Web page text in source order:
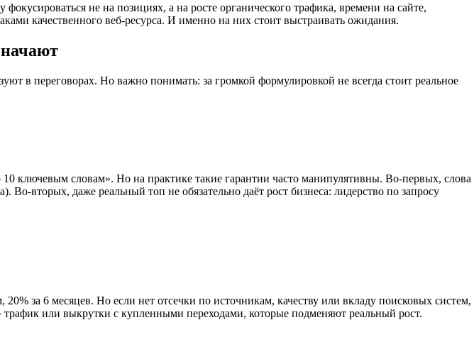
не на позициях, а на росте органического трафика, времени на сайте,
качественного веб-ресурса. И именно на них стоит выстраивать ожидания.
в переговорах. Но важно понимать: за громкой формулировкой не всегда стоит реальное
ключевым словам». Но на практике такие гарантии часто манипулятивны. Во-первых, слова
вторых, даже реальный топ не обязательно даёт рост бизнеса: лидерство по запросу
за 6 месяцев. Но если нет отсечки по источникам, качеству или вкладу поисковых систем,
трафик или выкрутки с купленными переходами, которые подменяют реальный рост.